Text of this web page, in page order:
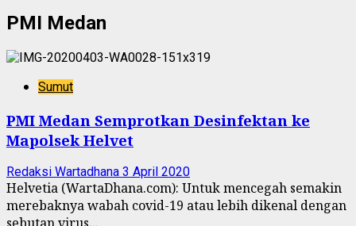
PMI Medan
Sumut
PMI Medan Semprotkan Desinfektan ke
Mapolsek Helvet
Redaksi Wartadhana 3 April 2020
Helvetia (WartaDhana.com): Untuk mencegah semakin
merebaknya wabah covid-19 atau lebih dikenal dengan